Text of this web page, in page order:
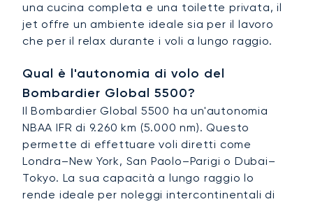
una cucina completa e una toilette privata, il
jet offre un ambiente ideale sia per il lavoro
che per il relax durante i voli a lungo raggio.
Qual è l'autonomia di volo del
Bombardier Global 5500?
Il Bombardier Global 5500 ha un'autonomia
NBAA IFR di 9.260 km (5.000 nm). Questo
permette di effettuare voli diretti come
Londra–New York, San Paolo–Parigi o Dubai–
Tokyo. La sua capacità a lungo raggio lo
rende ideale per noleggi intercontinentali di